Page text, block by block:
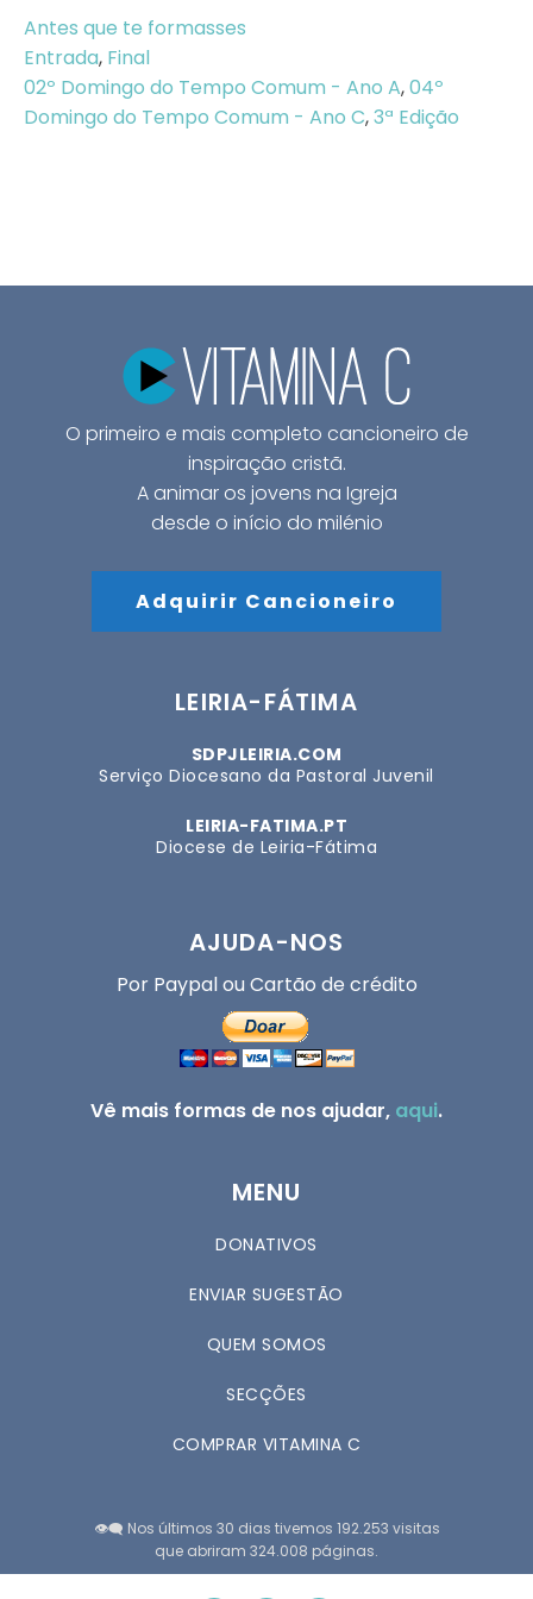
Antes que te formasses
Entrada, Final
02º Domingo do Tempo Comum - Ano A,04º
Domingo do Tempo Comum - Ano C,3ª Edição
O primeiro e mais completo cancioneiro de
inspiração cristã.
A animar os jovens na Igreja
desde o início do milénio
Adquirir Cancioneiro
LEIRIA-FÁTIMA
SDPJLEIRIA.COM
Serviço Diocesano da Pastoral Juvenil
LEIRIA-FATIMA.PT
Diocese de Leiria-Fátima
AJUDA-NOS
Por Paypal ou Cartão de crédito
Vê mais formas de nos ajudar, aqui.
MENU
DONATIVOS
ENVIAR SUGESTÃO
QUEM SOMOS
SECÇÕES
COMPRAR VITAMINA C
👁️‍🗨️ Nos últimos 30 dias tivemos 192.253 visitas
que abriram 324.008 páginas.